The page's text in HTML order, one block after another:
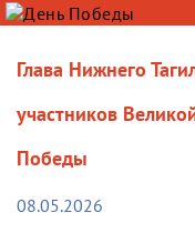
Глава Нижнего
участников
Победы
08.05.2026